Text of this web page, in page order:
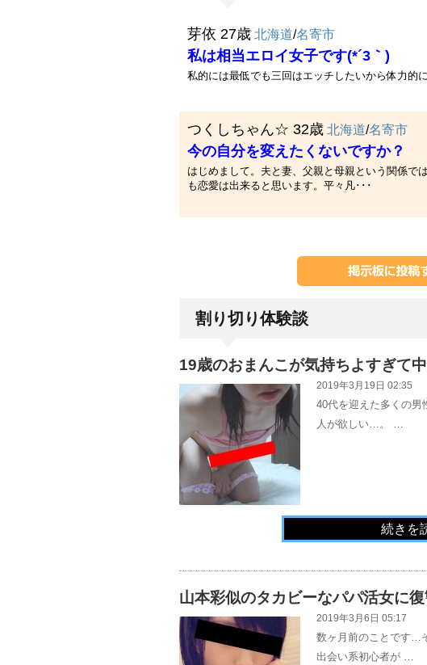
芽依 27歳 北海道/名寄市
私は相当エロイ女子です(*´3｀)
私的には最低でも三回はエッチしたいから体力的
つくしちゃん☆ 32歳 北海道/名寄市
今の自分を変えたくないですか？
はじめまして。夫と妻、父親と母親という関係で
も恋愛は出来ると思います。平々凡･･･
割り切り体験談
19歳のおまんこが気持ちよすぎて
2019年3月19日 02:35
40代を迎えた多くの男
人が欲しい…。 …
続きを
山本彩似のタカビーなパパ活女に
2019年3月6日 05:17
数ヶ月前のことです…
出会い系初心者が …